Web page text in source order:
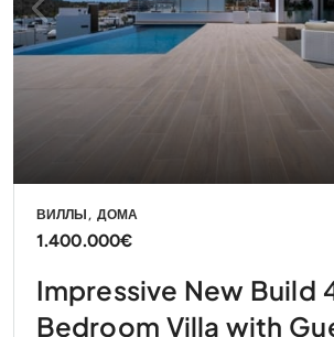
ВИЛЛЫ, ДОМА
1.400.000€
Impressive New Build
Bedroom Villa with